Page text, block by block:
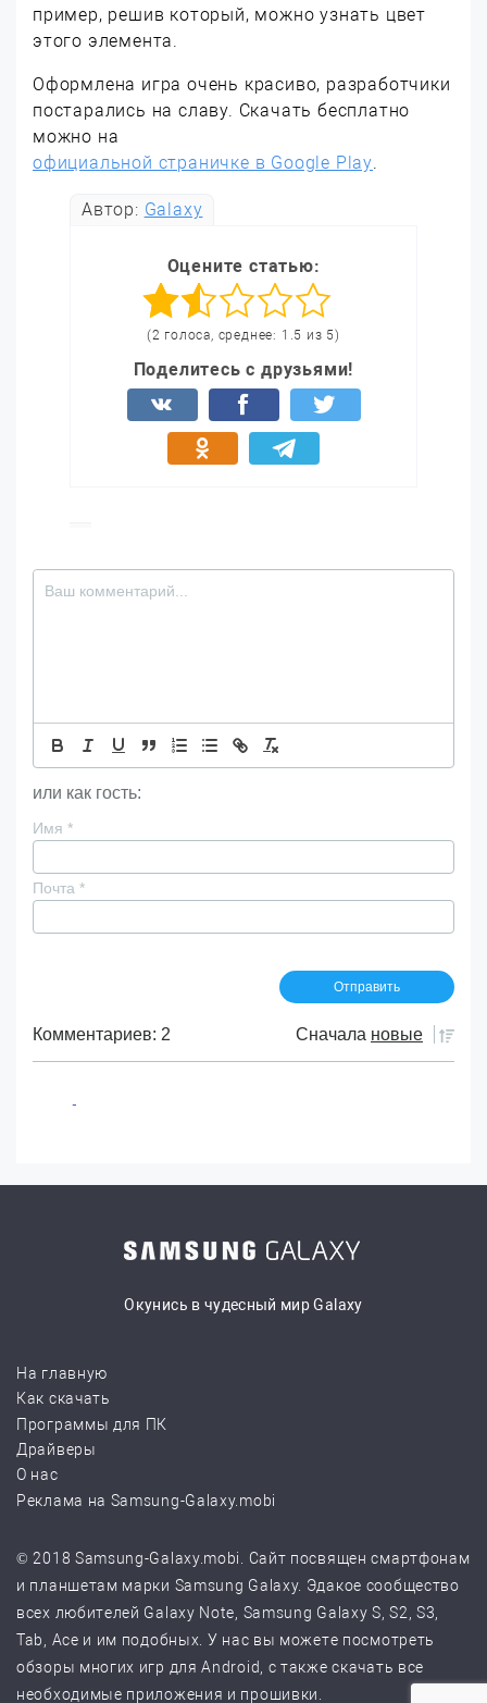
пример, решив который, можно узнать цвет
этого элемента.
Оформлена игра очень красиво, разработчики
постарались на славу. Скачать бесплатно
можно на
официальной страничке в Google Play.
Автор: Galaxy
Оцените статью:
(2 голоса, среднее: 1.5 из 5)
Поделитесь с друзьями!
или как гость:
Имя *
Почта *
Комментариев: 2 Сначала новые
Окунись в чудесный мир Galaxy
На главную
Как скачать
Программы для ПК
Драйверы
О нас
Реклама на Samsung-Galaxy.mobi
© 2018 Samsung-Galaxy.mobi. Сайт посвящен смартфонам
и планшетам марки Samsung Galaxy. Эдакое сообщество
всех любителей Galaxy Note, Samsung Galaxy S, S2, S3,
Tab, Ace и им подобных. У нас вы можете посмотреть
обзоры многих игр для Android, с также скачать все
необходимые приложения и прошивки.